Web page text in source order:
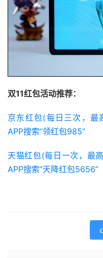
双11红包活动推荐：
京东红包(每日三次，最
APP搜索“领红包985”
天猫红包(每日一次，最
APP搜索“天降红包5656”